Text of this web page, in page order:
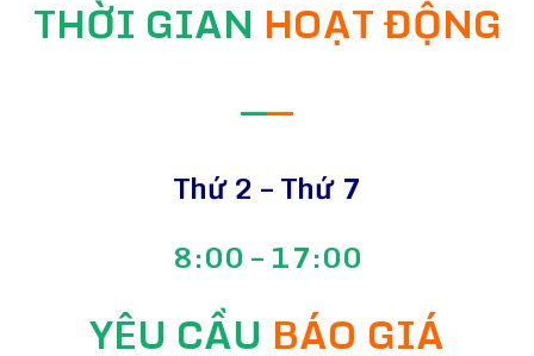
THỜI GIAN HOẠT ĐỘNG
——
Thứ 2 – Thứ 7
8:00 – 17:00
YÊU CẦU BÁO GIÁ